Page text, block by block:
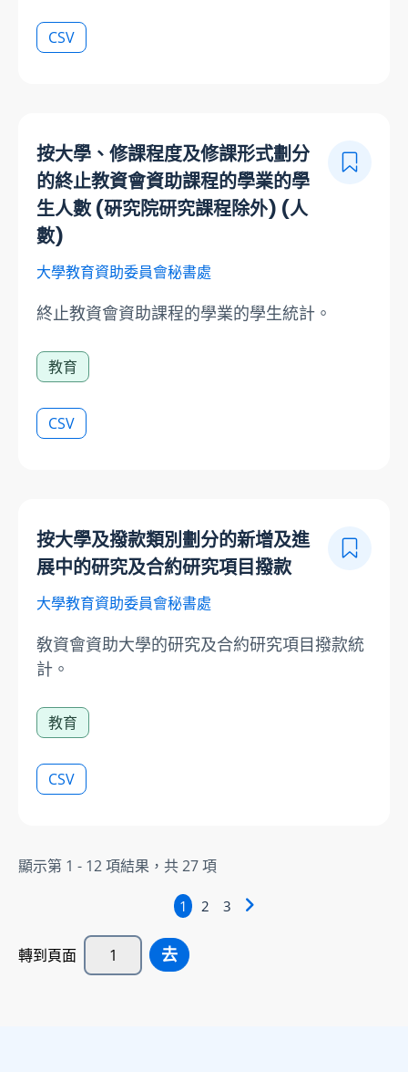
CSV
按大學、修課程度及修課形式劃分
的終止教資會資助課程的學業的學
生人數 (硏究院研究課程除外) (人
數)
大學教育資助委員會秘書處
終止教資會資助課程的學業的學生統計。
教育
CSV
按大學及撥款類別劃分的新增及進
展中的研究及合約研究項目撥款
大學教育資助委員會秘書處
敎資會資助大學的研究及合約研究項目撥款統
計。
教育
CSV
顯示第 1 - 12項結果，共27項
1 2 3
轉到頁面 去